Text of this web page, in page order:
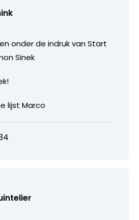
onder de indruk van Start
Sinek
lijst Marco